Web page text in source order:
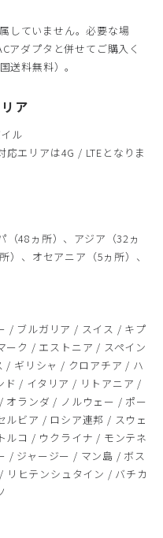
していません。必要な場
アダプタと併せてご購入く
送料無料）。
ア
ル
エリアは4G / LTEとなりま
48ヵ所）、アジア（32ヵ
）、オセアニア（5ヵ所）、
/ ブルガリア / スイス / キプ
ーク / エストニア / スペイン
/ ギリシャ / クロアチア / ハ
ド / イタリア / リトアニア /
オランダ / ノルウェー / ポー
ルビア / ロシア連邦 / スウェ
ルコ / ウクライナ / モンテネ
/ ジャージー / マン島 / ボス
ヒテンシュタイン / バチカ